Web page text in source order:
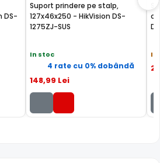
DS-
Suport prindere pe stalp,
127x46x250 - HikVision DS-
1275ZJ-SUS
In stoc
4 rate cu 0% dobândă
148,99 Lei
22